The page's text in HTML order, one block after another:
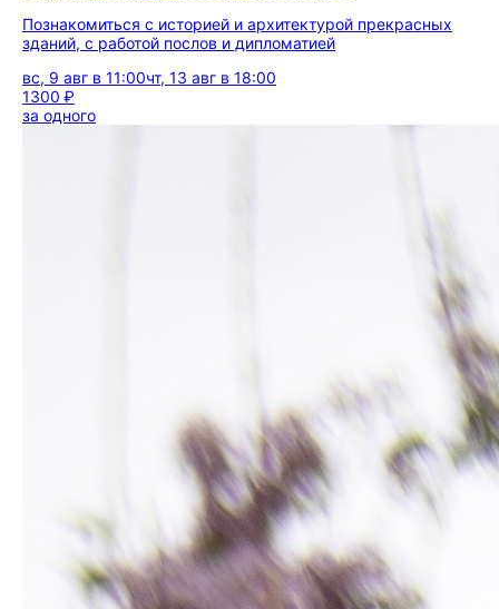
Познакомиться с историей и архитектурой прекрасных
зданий, с работой послов и дипломатией
вс, 9 авг в 11:00чт, 13 авг в 18:00
1300 ₽
за одного